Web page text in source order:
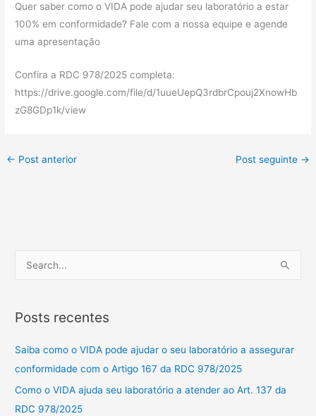
Quer saber como o VIDA pode ajudar seu laboratório a estar
100% em conformidade? Fale com a nossa equipe e agende
uma apresentação
Confira a RDC 978/2025 completa:
https://drive.google.com/file/d/1uueUepQ3rdbrCpouj2XnowHb
zG8GDp1k/view
← Post anterior Post seguinte →
q
u
Posts recentes
Saiba como o VIDA pode ajudar o seu laboratório a assegurar
conformidade com o Artigo 167 da RDC 978/2025
Como o VIDA ajuda seu laboratório a atender ao Art. 137 da
RDC 978/2025